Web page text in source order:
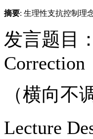
摘要: 生理性支抗控制理
发言题目
Correction
（横向不
Lecture